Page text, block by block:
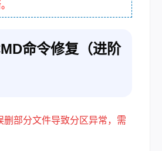
命令修复（进阶
删部分文件导致分区异常，需